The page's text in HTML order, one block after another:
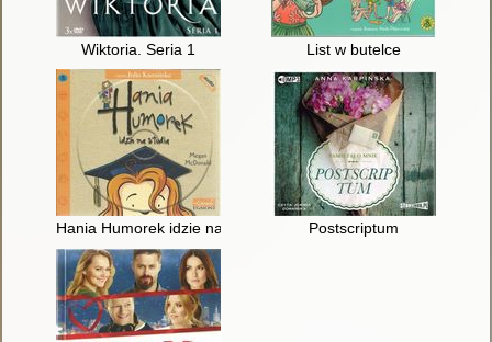
Wiktoria. Seria 1 List w butelce
Hania Humorek idzie na studia Postscriptum